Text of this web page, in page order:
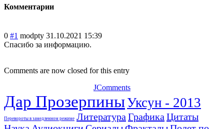
Комментарии
0 #1 modpty 31.10.2021 15:39
Спасибо за информацию.
Comments are now closed for this entry
JComments
Дар ПрозерпиныУксун - 2013
Перевороты в замедленном режиме Литература Графика Цитаты